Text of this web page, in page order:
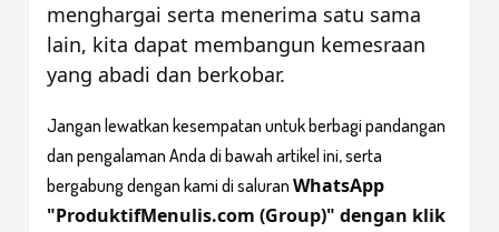
menghargai serta menerima satu sama
lain, kita dapat membangun kemesraan
yang abadi dan berkobar.
Jangan lewatkan kesempatan untuk berbagi pandangan
dan pengalaman Anda di bawah artikel ini, serta
bergabung dengan kami di saluran WhatsApp
"ProduktifMenulis.com (Group)" dengan klik